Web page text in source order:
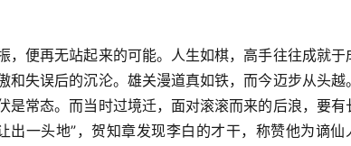
便再无站起来的可能。人生如棋，高手往往成就于
失误后的沉沦。雄关漫道真如铁，而今迈步从头越
常态。而当时过境迁，面对滚滚而来的后浪，要有
出一头地”，贺知章发现李白的才干，称赞他为谪仙